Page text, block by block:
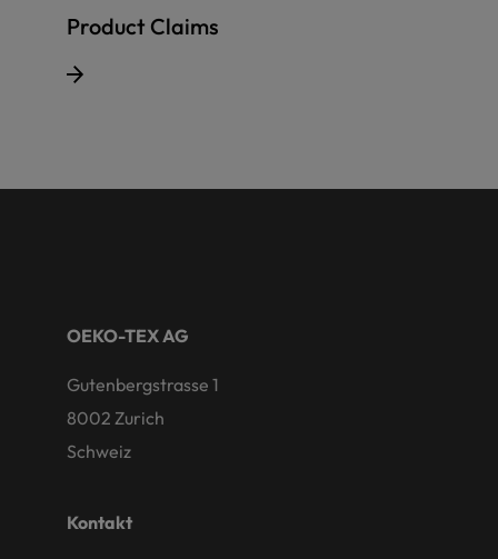
Product Claims
OEKO-TEX AG
Gutenbergstrasse 1
8002 Zurich
Schweiz
Kontakt